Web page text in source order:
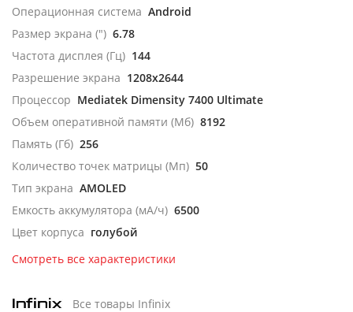
Операционная система Android
Размер экрана (") 6.78
Частота дисплея (Гц) 144
Разрешение экрана 1208x2644
Процессор Mediatek Dimensity 7400 Ultimate
Объем оперативной памяти (Мб) 8192
Память (Гб) 256
Количество точек матрицы (Мп) 50
Тип экрана AMOLED
Емкость аккумулятора (мА/ч) 6500
Цвет корпуса голубой
Смотреть все характеристики
Все товары Infinix